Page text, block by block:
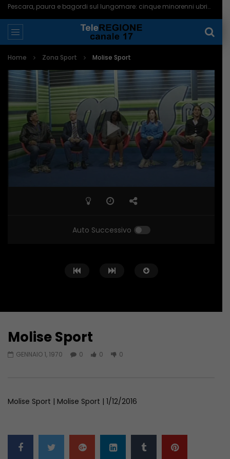
Pescara, paura e bagordi sul lungomare: cinque minorenni ubriachi in ospedale – 05/08/2026
Home Zona Sport Molise Sport
Auto Successivo
Molise Sport
GENNAIO 1, 1970 0 0 0
Molise Sport | Molise Sport | 1/12/2016